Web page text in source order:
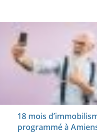
18 mois
programmé à